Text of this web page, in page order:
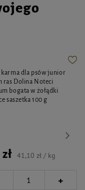
karma dla psów junior
ras Dolina Noteci
bogata w żołądki
saszetka 100 g
41,10 zł / kg
+